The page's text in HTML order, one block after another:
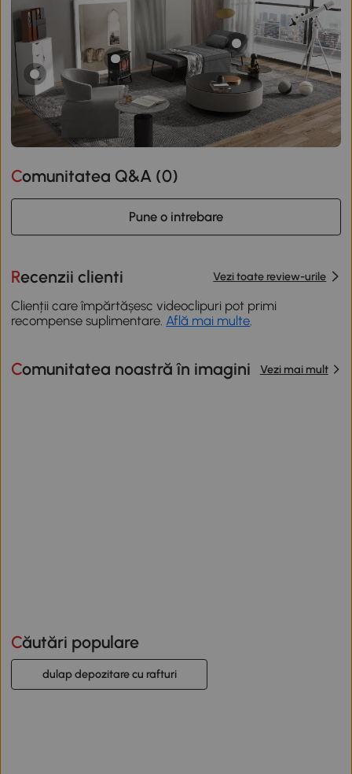
Comunitatea Q&A (0)
Pune o intrebare
Recenzii clienti Vezi toate review-urile
Clienții care împărtășesc videoclipuri pot primi
recompense suplimentare. Află mai multe.
Comunitatea noastră în imagini Vezi mai mult
Căutări populare
dulap depozitare cu rafturi